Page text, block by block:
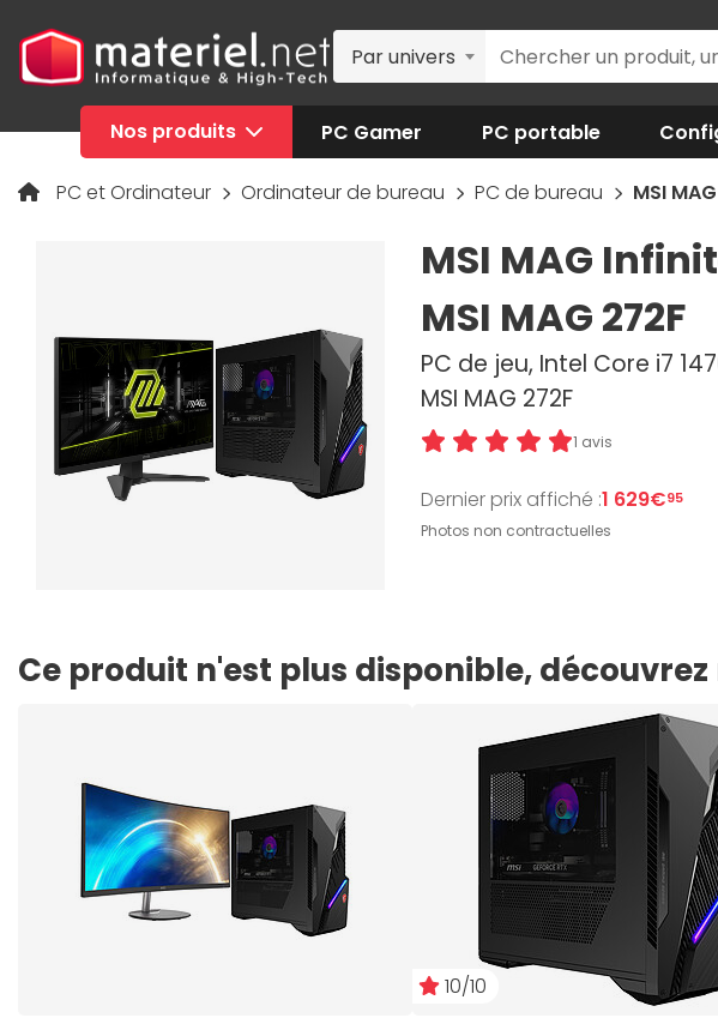
Par univers
Nos produits PC Gamer PC portable
PC et Ordinateur Ordinateur de bureau PC de bureau MSI
MSI MAG
MSI MAG 272F
PC de jeu, Intel Core i7
MSI MAG 272F
1 avis
Dernier prix affiché :1 629€95
Photos non contractuelles
Ce produit n'est plus disponible,
10/10